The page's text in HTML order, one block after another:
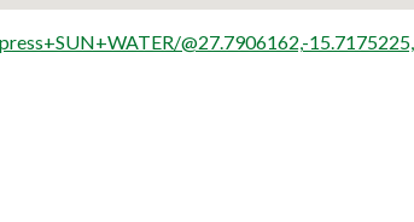
@27.7906162,-